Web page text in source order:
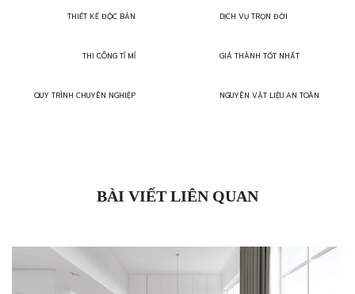
THIẾT KẾ ĐỘC BẢN
THI CÔNG TỈ MỈ
QUY TRÌNH CHUYÊN NGHIỆP
DỊCH VỤ TRỌN ĐỜI
GIÁ THÀNH TỐT NHẤT
NGUYÊN VẬT LIỆU AN TOÀN
BÀI VIẾT LIÊN QUAN